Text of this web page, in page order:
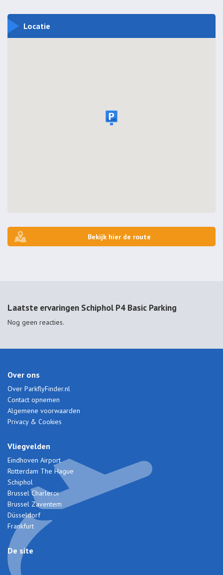
Locatie
Bekijk hier de route
Laatste ervaringen Schiphol P4 Basic Parking
Nog geen reacties.
Over ons
Over ParkflyFinder.nl
Contact opnemen
Algemene voorwaarden
Privacy & Cookies
Vliegvelden
Eindhoven Airport
Rotterdam The Hague
Schiphol
Brussel Charleroi
Brussel Zaventem
Düsseldorf
Frankfurt
De site